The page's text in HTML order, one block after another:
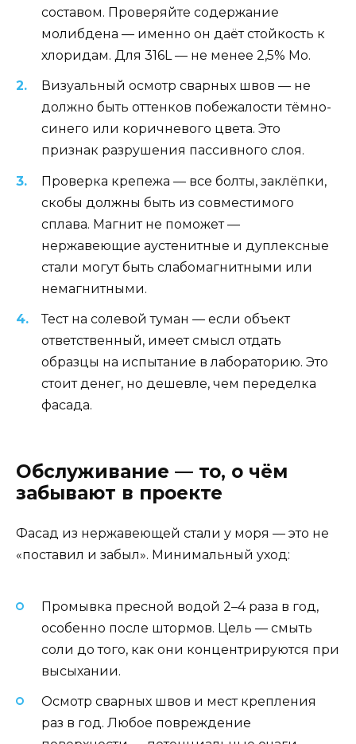
составом. Проверяйте содержание
молибдена — именно он даёт стойкость к
хлоридам. Для 316L — не менее 2,5% Mo.
Визуальный осмотр сварных швов — не
должно быть оттенков побежалости тёмно-
синего или коричневого цвета. Это
признак разрушения пассивного слоя.
Проверка крепежа — все болты, заклёпки,
скобы должны быть из совместимого
сплава. Магнит не поможет —
нержавеющие аустенитные и дуплексные
стали могут быть слабомагнитными или
немагнитными.
Тест на солевой туман — если объект
ответственный, имеет смысл отдать
образцы на испытание в лабораторию. Это
стоит денег, но дешевле, чем переделка
фасада.
Обслуживание — то, о чём
забывают в проекте
Фасад из нержавеющей стали у моря — это не
«поставил и забыл». Минимальный уход:
Промывка пресной водой 2–4 раза в год,
особенно после штормов. Цель — смыть
соли до того, как они концентрируются при
высыхании.
Осмотр сварных швов и мест крепления
раз в год. Любое повреждение